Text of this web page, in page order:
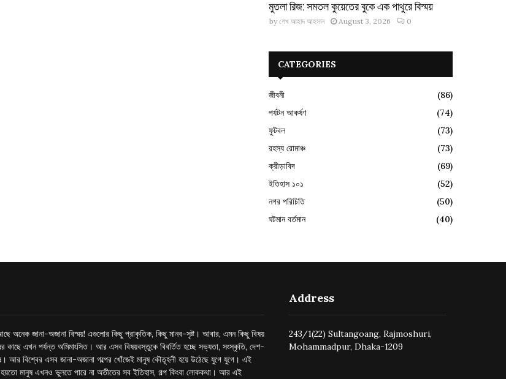
মুতলা রিজ: সমতল কুয়েতের বুকে এক পাথুরে বিস্ময়
by শেখ আহাদ আহসান August 3, 2026 0
CATEGORIES
জীবনী
(86)
পর্যটন আকর্ষণ
(74)
ফুটবল
(73)
রহস্য রোমাঞ্চ
(73)
ক্রীড়াবিদ
(69)
ইতিহাস ১০১
(52)
নগর পরিচিতি
(50)
ঘটমান বর্তমান
(40)
অনেক জানা-অজানা বিস্ময়! এগুলোর কিছু প্রাকৃতিক, কিছু মানব-সৃষ্ট। আবার, এমন কিছু বিষয়
কাছে এখন পর্যন্ত অমিমাংসিত। আর এসব বিষয়বস্তুকে বিবর্তিত হচ্ছে সভ্যতা, সংস্কৃতি, দেশ-
আর বিশ্বের এসব জানা-অজানা গল্পের খোঁজেই মানুষ কৌতূহলী হয়ে উঠেছে যুগে যুগে। এই
মানুষ এখনও ভুলতে পারে না অতীতের সব ইতিহাস, গল্প কিংবা লোককথা। আর এই
Address
243/1(22) Sultangoang, Rajmoshuri,
Mohammadpur, Dhaka-1209